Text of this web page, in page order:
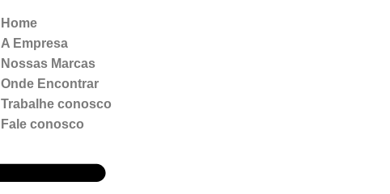
Home
A Empresa
Nossas Marcas
Onde Encontrar
Trabalhe conosco
Fale conosco